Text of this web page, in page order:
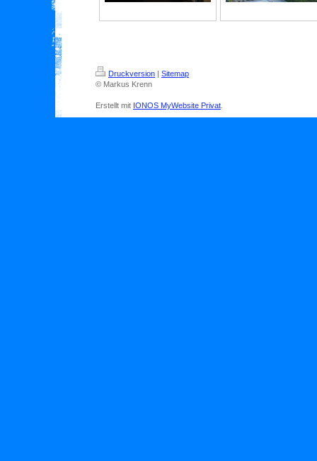
Druckversion | Sitemap
© Markus Krenn
Erstellt mit IONOS MyWebsite Privat